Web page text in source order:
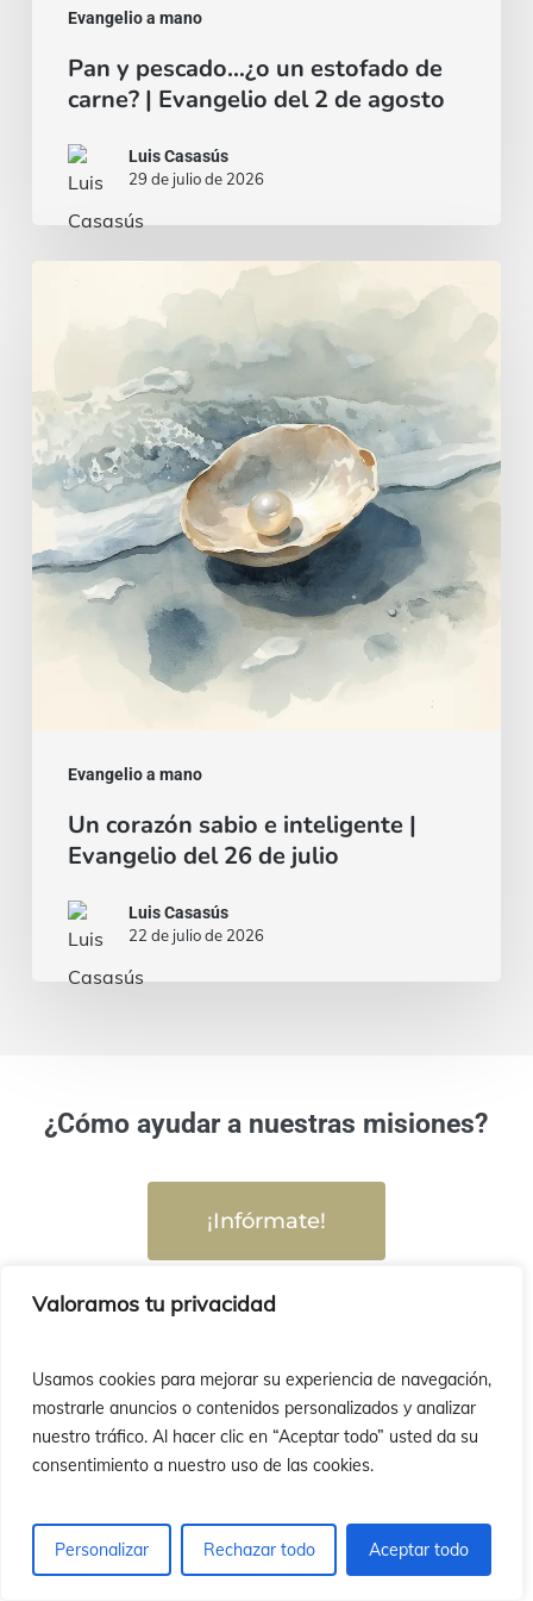
Valoramos tu privacidad
Usamos cookies para mejorar su experiencia de navegación,
mostrarle anuncios o contenidos personalizados y analizar
nuestro tráfico. Al hacer clic en “Aceptar todo” usted da su
consentimiento a nuestro uso de las cookies.
Personalizar Rechazar todo Aceptar todo
Evangelio a mano
agosto
Pan y pescado…¿o un estofado de
carne? | Evangelio del 2 de agosto
Luis Casasús
29 de julio de 2026
Evangelio a mano
inteligente
|
Evangelio
del
26
Un corazón sabio e inteligente |
Evangelio del 26 de julio
Luis Casasús
22 de julio de 2026
¿Cómo ayudar a nuestras misiones?
¡Infórmate!
Instagram FaceBook
¿Quieres recibir nuestra Newsletter?